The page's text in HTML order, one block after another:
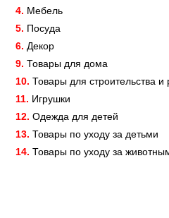
4. Мебель
5. Посуда
6. Декор
9. Товары для дома
10. Товары для строительства и
11. Игрушки
12. Одежда для детей
13. Товары по уходу за детьми
14. Товары по уходу за